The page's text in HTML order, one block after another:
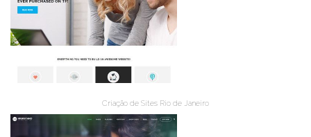
Criação de Sites Rio de Janeiro